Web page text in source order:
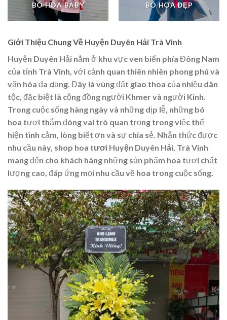
BÓ HOA BABY BÓ HOA ĐẸP
Giới Thiệu Chung Về Huyện Duyên Hải Trà Vinh
Huyện Duyên Hải nằm ở khu vực ven biển phía Đông Nam
của tỉnh Trà Vinh, với cảnh quan thiên nhiên phong phú và
văn hóa đa dạng. Đây là vùng đất giao thoa của nhiều dân
tộc, đặc biệt là cộng đồng người Khmer và người Kinh.
Trong cuộc sống hàng ngày và những dịp lễ, những bó
hoa tươi thắm đóng vai trò quan trọng trong việc thể
hiện tình cảm, lòng biết ơn và sự chia sẻ. Nhận thức được
nhu cầu này, shop hoa tươi Huyện Duyên Hải, Trà Vinh
mang đến cho khách hàng những sản phẩm hoa tươi chất
lượng cao, đáp ứng mọi nhu cầu về hoa trong cuộc sống.